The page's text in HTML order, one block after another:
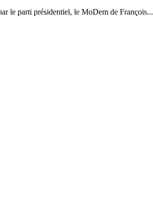
le parti présidentiel, le MoDem de François...